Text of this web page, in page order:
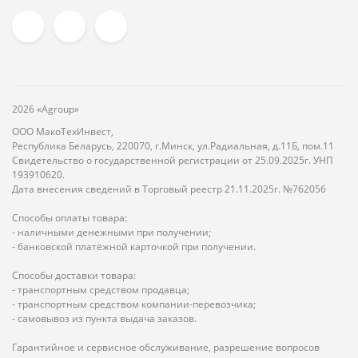
2026 «Agroup»
ООО МакоТехИнвест,
Республика Беларусь, 220070, г.Минск, ул.Радиальная, д.11Б, пом.11
Свидетельство о государственной регистрации от 25.09.2025г. УНП
193910620.
Дата внесения сведений в Торговый реестр 21.11.2025г. №762056
Способы оплаты товара:
- наличными денежными при получении;
- банковской платёжной карточкой при получении.
Способы доставки товара:
- транспортным средством продавца;
- транспортным средством компании-перевозчика;
- самовывоз из пункта выдача заказов.
Гарантийное и сервисное обслуживание, разрешение вопросов